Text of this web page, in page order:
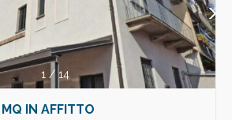
1 /14
IN AFFITTO